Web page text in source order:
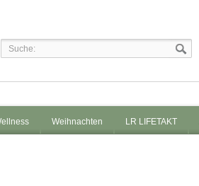
Weihnachten LR LIFETAKT